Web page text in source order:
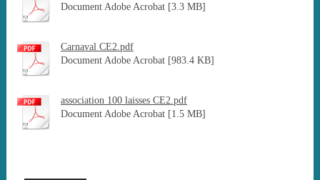
Document Adobe Acrobat [3.3 MB]
Carnaval CE2.pdf
Document Adobe Acrobat [983.4 KB]
association 100 laisses CE2.pdf
Document Adobe Acrobat [1.5 MB]